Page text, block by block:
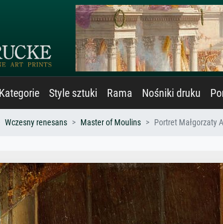
Kategorie Style sztuki Rama Nośniki druku
Wczesny renesans Master of Moulins Portret Małgorzaty